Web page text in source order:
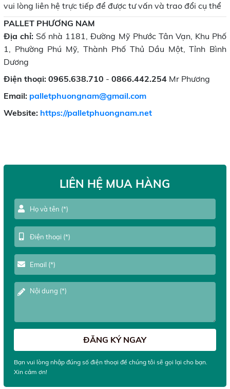
vui lòng liên hệ trực tiếp để được tư vấn và trao đổi cụ thể
PALLET PHƯƠNG NAM
Địa chỉ:Số nhà 1181, Đường Mỹ Phước Tân Vạn, Khu Phố
1, Phường Phú Mỹ, Thành Phố Thủ Dầu Một, Tỉnh Bình
Dương
Điện thoại: 0965.638.710 - 0866.442.254Mr Phương
Email: palletphuongnam@gmail.com
Website: https://palletphuongnam.net
LIÊN HỆ MUA HÀNG
Bạn vui lòng nhập đúng số điện thoại để chúng tôi sẽ gọi lại cho bạn.
Xin cảm ơn!